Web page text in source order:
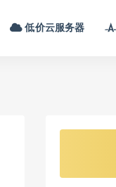
低价云服务器